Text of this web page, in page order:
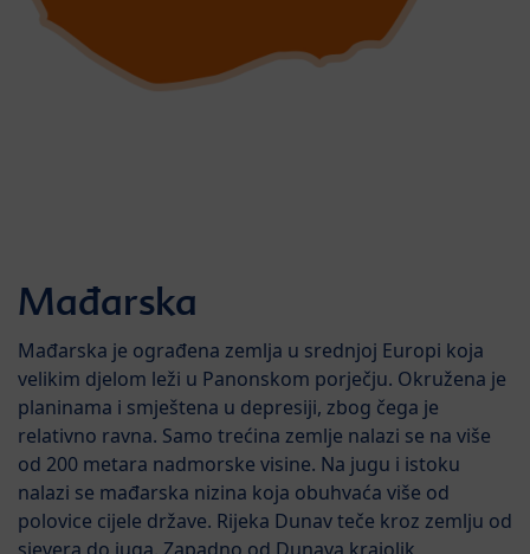
Mađarska
Mađarska je ograđena zemlja u srednjoj Europi koja
velikim djelom leži u Panonskom porječju. Okružena je
planinama i smještena u depresiji, zbog čega je
relativno ravna. Samo trećina zemlje nalazi se na više
od 200 metara nadmorske visine. Na jugu i istoku
nalazi se mađarska nizina koja obuhvaća više od
polovice cijele države. Rijeka Dunav teče kroz zemlju od